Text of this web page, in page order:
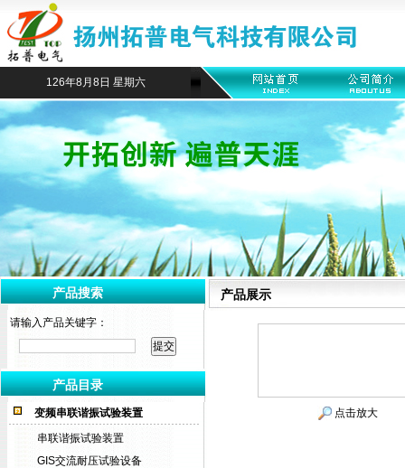
126年8月8日 星期六
产品搜索
请输入产品关键字：
产品目录
变频串联谐振试验装置
串联谐振试验装置
GIS交流耐压试验设备
产品展示
点击放大